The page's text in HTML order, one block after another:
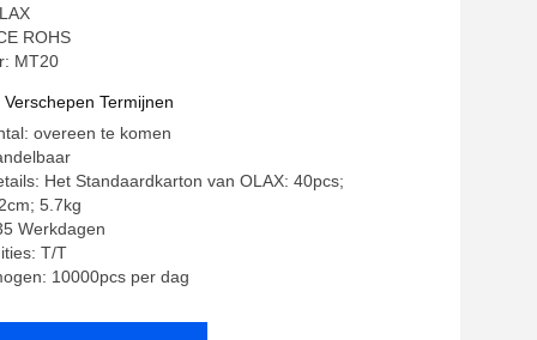
ROHS
MT20
Termijnen
overeen te komen
Het Standaardkarton van OLAX: 40pcs;
5.7kg
Werkdagen
T/T
10000pcs per dag